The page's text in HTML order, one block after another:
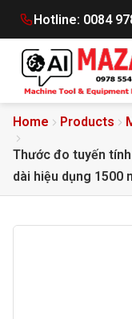
Hotline: 0084
Home Products
Thước đo tuyến
dài hiệu dụng 1500